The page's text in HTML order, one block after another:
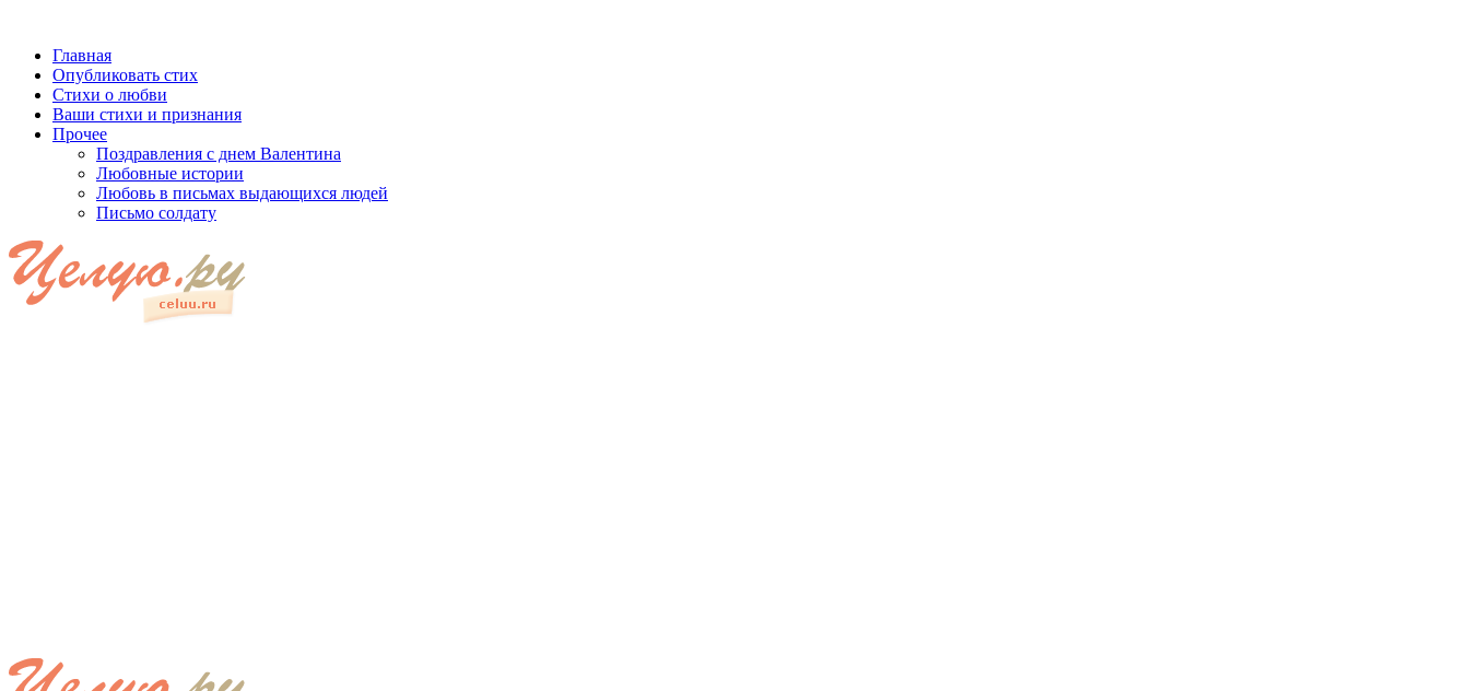
Главная
Опубликовать стих
Стихи о любви
Ваши стихи и признания
Прочее
Поздравления с днем Валентина
Любовные истории
Любовь в письмах выдающихся людей
Письмо солдату